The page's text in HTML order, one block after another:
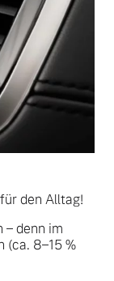
den Alltag!
– denn im
(ca. 8–15 %